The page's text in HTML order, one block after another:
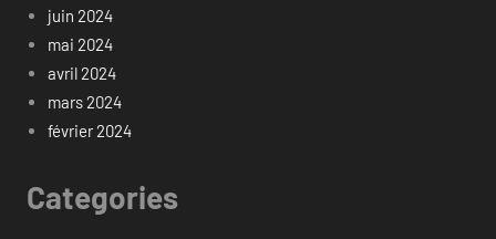
juin 2024
mai 2024
avril 2024
mars 2024
février 2024
Categories